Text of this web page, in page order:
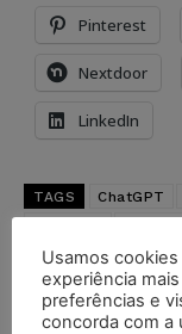
Pinterest
Nextdoor
LinkedIn
TAGS ChatGPT
projeto
prompt
Artigo anterior
Usamos
experiência
preferências e
concorda com a